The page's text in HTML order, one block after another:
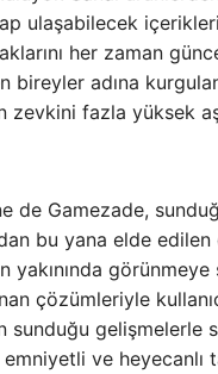
ulaşabilecek
her zaman
bireyler adına
fazla yüksek
Gamezade,
bu yana elde edilen
çözümleriyle
gelişmelerle
ve heyecanlı